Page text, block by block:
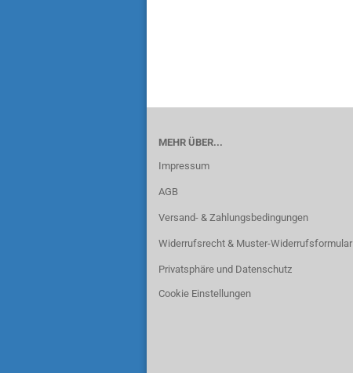
MEHR ÜBER...
Impressum
AGB
Versand- & Zahlungsbedingungen
Widerrufsrecht & Muster-Widerrufsformular
Privatsphäre und Datenschutz
Cookie Einstellungen